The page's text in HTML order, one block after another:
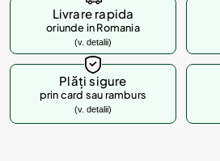
Livrare rapida
oriunde in Romania
(v. detalii)
Plăți sigure
prin card sau ramburs
(v. detalii)